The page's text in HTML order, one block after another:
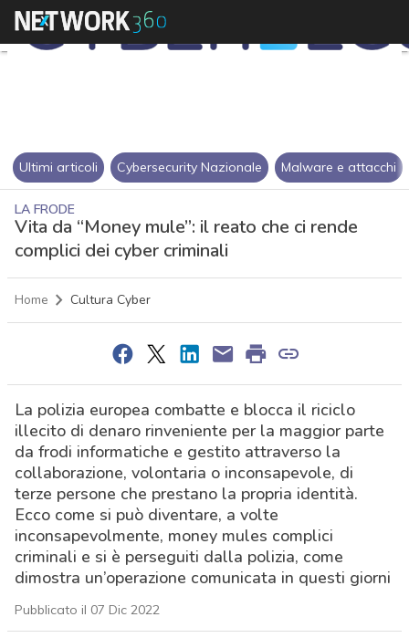
Ultimi articoli Cybersecurity Nazionale Malware e attacchi
LA FRODE
Vita da “Money mule”: il reato che ci rende
complici dei cyber criminali
Home Cultura Cyber
La polizia europea combatte e blocca il riciclo
illecito di denaro rinveniente per la maggior parte
da frodi informatiche e gestito attraverso la
collaborazione, volontaria o inconsapevole, di
terze persone che prestano la propria identità.
Ecco come si può diventare, a volte
inconsapevolmente, money mules complici
criminali e si è perseguiti dalla polizia, come
dimostra un’operazione comunicata in questi giorni
Pubblicato il 07 Dic 2022